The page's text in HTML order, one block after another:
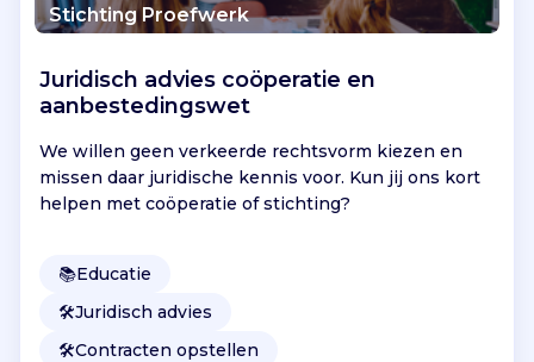
Stichting Proefwerk
Juridisch advies coöperatie en
aanbestedingswet
We willen geen verkeerde rechtsvorm kiezen en
missen daar juridische kennis voor. Kun jij ons kort
helpen met coöperatie of stichting?
📚Educatie
🛠️Juridisch advies
🛠️Contracten opstellen